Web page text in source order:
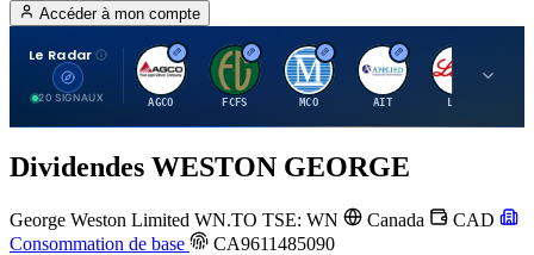
Accéder à mon compte
Le Radar
20 SIGNAUX
A
AGCO
F
FCFS
M
MCO
A
AIT
Dividendes WESTON GEORGE
George Weston Limited WN.TO TSE: WN Canada
CAD
Consommation de base
CA9611485090